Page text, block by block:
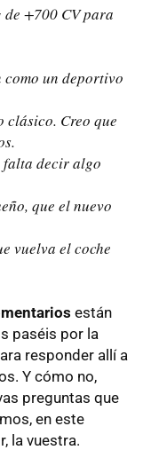
+700 CV para
un deportivo
clásico. Creo que
falta decir algo
que el nuevo
vuelva el coche
están
paséis por la
responder allí a
Y cómo no,
preguntas que
en este
la vuestra.